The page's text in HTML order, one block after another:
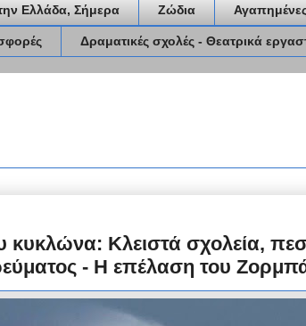
Ελλάδα, Σήμερα Ζώδια
Δραματικές σχολές - Θεατρικά
κυκλώνα: Κλειστά σχολεία,
- Η επέλαση του